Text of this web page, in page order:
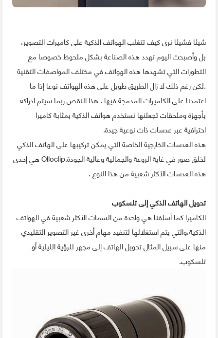
شيئا فشيئا نرى كيف تتغلب الهواتف الذكية على كاميرات التصوير،
بل وأصبحت اليوم تهدد هذه الصناعة بشكل ملحوظ خصوصا مع
التطورات التي تشهدها هذه الهواتف في مختلف المواصفات التقنية
.لكن رغم ذلك لا زال الطريق طويل على هذه الهواتف نوعا إذا ما
اعتمدنا على الكاميرات المدمجة فيها . هذا النقص ربما سيتم ادراكه
بأجهزة وملحقات تجعلنها نستخدم هواتف الذكية بمثابة كاميرا
احترافية عبر عدسات ذات نوعية جيدة.
هذه العدسات الخارجية الخاصة التي يمكن تركيبها على الهاتف الذكي
لخلق صور في غاية الروعة والجمالية وعالية الجودة.Olloclip هي إحدى
هذه العدسات الأكثر شعبية من هذا النوع .
تحويل الهاتف الذكي إلى تلسكوب
الكاميرا كما أسلفنا هي واحدة من السمات الأكثر شعبية في الهواتف
الذكية،والتي يتم استغلالها لتنفيد مهام أخرى غير التصوير التقليدي
منها على سبيل المثال تحويل الهاتف إلى مجهر للرؤية الليلية أو
تلسكوب.